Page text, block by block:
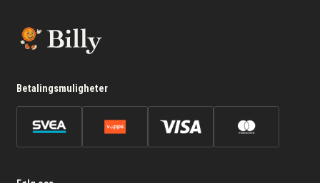
Betalingsmuligheter